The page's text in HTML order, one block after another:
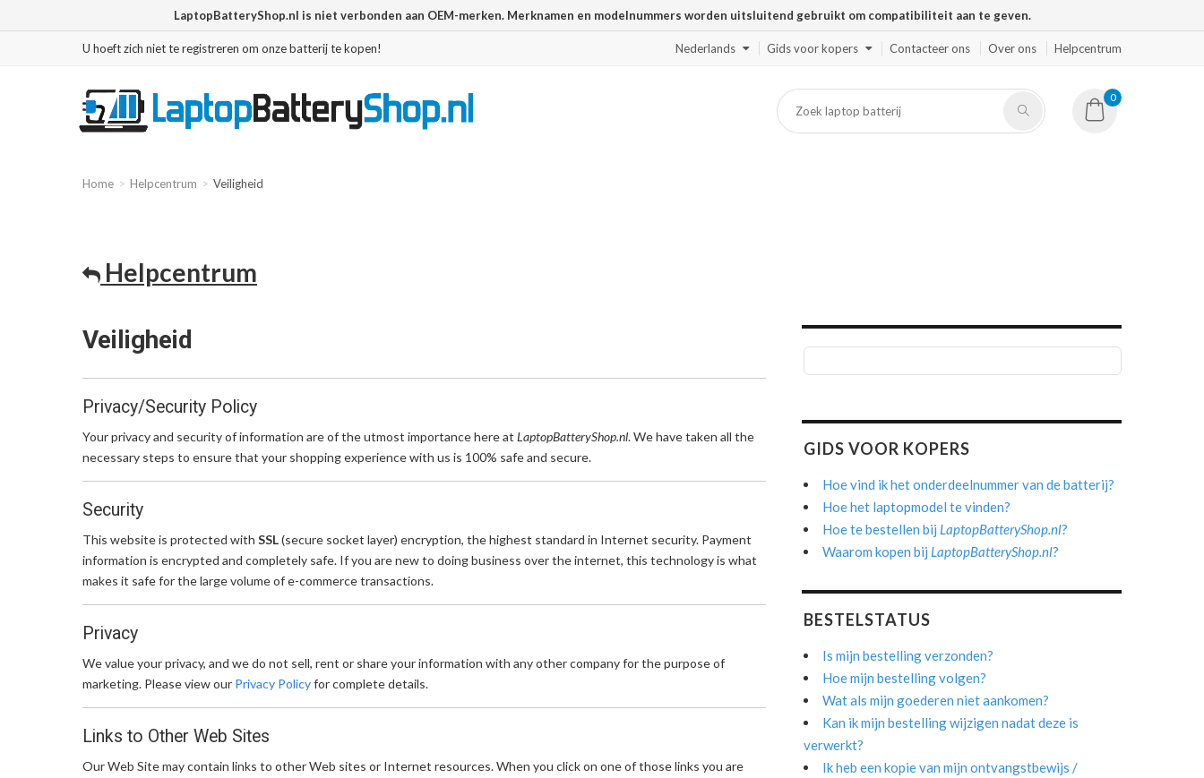
LaptopBatteryShop.nl is niet verbonden aan OEM-merken. Merknamen en modelnummers worden uitsluitend gebruikt om compatibiliteit aan te geven.
U hoeft zich niet te registreren om onze batterij te kopen! Nederlands Gids voor kopers Contacteer ons Over ons Helpcentrum
0
Home Helpcentrum Veiligheid
Helpcentrum
Veiligheid
Privacy/Security Policy
Your privacy and security of information are of the utmost importance here at LaptopBatteryShop.nl. We have taken all the
necessary steps to ensure that your shopping experience with us is 100% safe and secure.
Security
This website is protected with SSL(secure socket layer) encryption, the highest standard in Internet security. Payment
information is encrypted and completely safe. If you are new to doing business over the internet, this technology is what
makes it safe for the large volume of e-commerce transactions.
Privacy
We value your privacy, and we do not sell, rent or share your information with any other company for the purpose of
marketing. Please view our Privacy Policyfor complete details.
Links to Other Web Sites
Our Web Site may contain links to other Web sites or Internet resources. When you click on one of those links you are
GIDS VOOR KOPERS
Hoe vind ik het onderdeelnummer van de batterij?
Hoe het laptopmodel te vinden?
Hoe te bestellen bij LaptopBatteryShop.nl?
Waarom kopen bij LaptopBatteryShop.nl?
BESTELSTATUS
Is mijn bestelling verzonden?
Hoe mijn bestelling volgen?
Wat als mijn goederen niet aankomen?
Kan ik mijn bestelling wijzigen nadat deze is
verwerkt?
Ik heb een kopie van mijn ontvangstbewijs /